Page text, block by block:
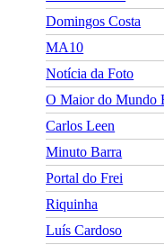
Domingos Costa
MA10
Notícia da Foto
O Maior do Mundo
Carlos Leen
Minuto Barra
Portal do Frei
Riquinha
Luís Cardoso